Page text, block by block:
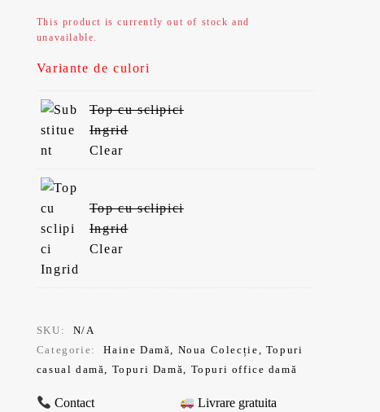
This product is currently out of stock and
unavailable.
Variante de culori
Top cu sclipici
Ingrid
Clear
Top cu sclipici
Ingrid
Clear
SKU:
N/A
Categorie:
Haine Damă, Noua Colecție, Topuri
casual damă, Topuri Damă, Topuri office damă
Contact
Livrare gratuita